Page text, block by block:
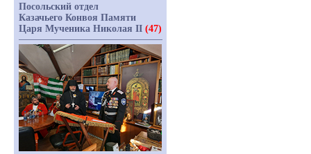
Посольский отдел
Казачьего Конвоя Памяти
Царя Мученика Николая II (47)